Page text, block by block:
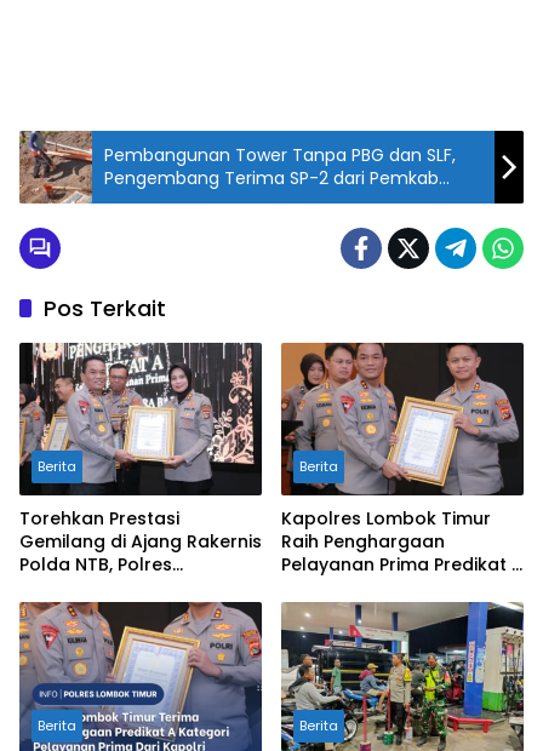
Pembangunan Tower Tanpa PBG dan SLF,
Pengembang Terima SP-2 dari Pemkab
Buleleng
Pos Terkait
Berita
Torehkan Prestasi
Gemilang di Ajang Rakernis
Polda NTB, Polres
Penghargaan Pelayanan
Prima Kapolri
Berita
Kapolres Lombok Timur
Raih Penghargaan
Pelayanan Prima Predikat A
Berita Berita